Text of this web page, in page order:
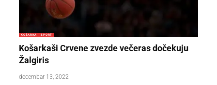
KOŠARKA SPORT
Košarkaši Crvene zvezde večeras dočekuju
Žalgiris
decembar 13, 2022